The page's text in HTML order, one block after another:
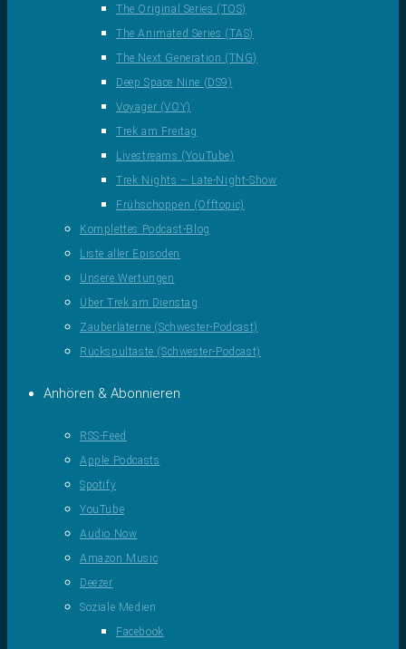
The Original Series (TOS)
The Animated Series (TAS)
The Next Generation (TNG)
Deep Space Nine (DS9)
Voyager (VOY)
Trek am Freitag
Livestreams (YouTube)
Trek Nights – Late-Night-Show
Frühschoppen (Offtopic)
Komplettes Podcast-Blog
Liste aller Episoden
Unsere Wertungen
Über Trek am Dienstag
Zauberlaterne (Schwester-Podcast)
Rückspultaste (Schwester-Podcast)
Anhören & Abonnieren
RSS-Feed
Apple Podcasts
Spotify
YouTube
Audio Now
Amazon Music
Deezer
Soziale Medien
Facebook